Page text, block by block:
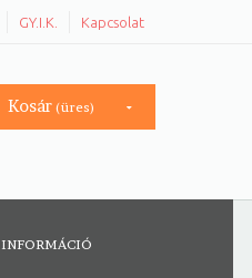
GY.I.K. Kapcsolat
Kosár (üres)
INFORMÁCIÓ